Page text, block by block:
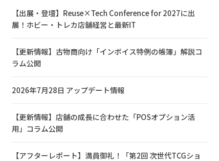
【出展・登壇】Reuse×Tech Conference for 2027に出
展！ホビー・トレカ店舗経営と最新IT
【更新情報】古物商向け「インボイス特例の帳簿」解説コ
ラム公開
2026年7月28日 アップデート情報
【更新情報】店舗の成長に合わせた「POSオプション活
用」コラム公開
【アフターレポート】満員御礼！「第2回 次世代TCGショ